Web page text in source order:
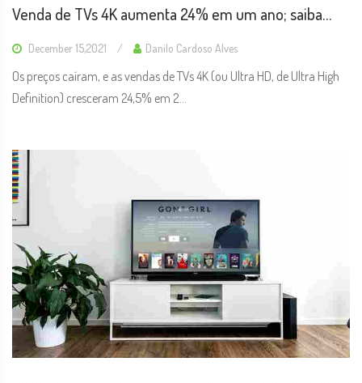
Venda de TVs 4K aumenta 24% em um ano; saiba
December 15,2021 Danilo Cardoso Alves
Os preços caíram, e as vendas de TVs 4K (ou Ultra HD, de Ultra High
Definition) cresceram 24,5% em 2...